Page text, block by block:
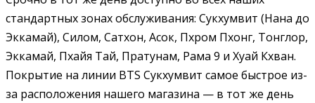
стандартных зонах обслуживания: Сукхумвит (Нана до
Эккамай), Силом, Сатхон, Асок, Пхром Пхонг, Тонглор,
Эккамай, Пхайя Тай, Пратунам, Рама 9 и Хуай Кхван.
Покрытие на линии BTS Сукхумвит самое быстрое из-
за расположения нашего магазина — в тот же день